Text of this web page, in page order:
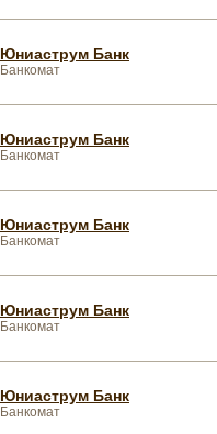
Юниаструм Банк
Банкомат
Юниаструм Банк
Банкомат
Юниаструм Банк
Банкомат
Юниаструм Банк
Банкомат
Юниаструм Банк
Банкомат